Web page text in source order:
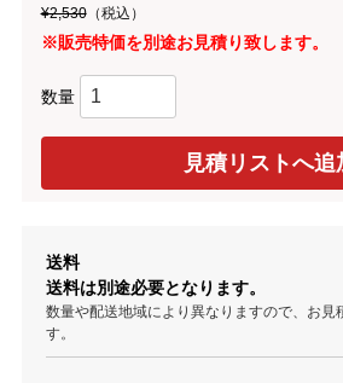
¥2,530（税込）
※販売特価を別途お見積り致します。
数量
送料
送料は別途必要となります。
数量や配送地域により異なりますので、お見
す。